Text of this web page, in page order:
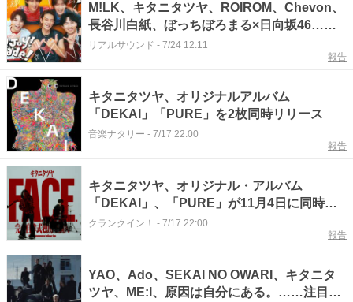
M!LK、キタニタツヤ、ROIROM、Chevon、
長谷川白紙、ぼっちぼろまる×日向坂46……
注目新譜6作をレビュー
リアルサウンド - 7/24 12:11
報告
キタニタツヤ、オリジナルアルバム
「DEKAI」「PURE」を2枚同時リリース
音楽ナタリー - 7/17 22:00
報告
キタニタツヤ、オリジナル・アルバム
「DEKAI」、「PURE」が11月4日に同時リ
リース 新曲「F.A.C.E.」MV公開も決定
クランクイン！ - 7/17 22:00
報告
YAO、Ado、SEKAI NO OWARI、キタニタ
ツヤ、ME:I、原因は自分にある。……注目新